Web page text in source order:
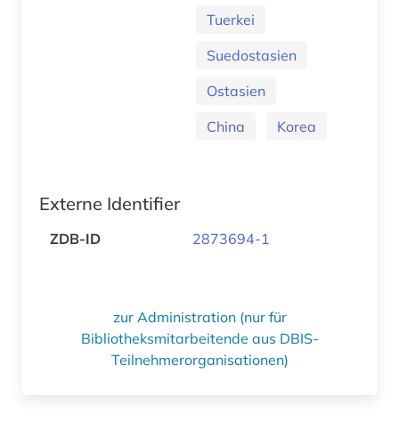
Tuerkei
Suedostasien
Ostasien
China
Korea
Externe Identifier
ZDB-ID 2873694-1
zur Administration (nur für
Bibliotheksmitarbeitende aus DBIS-
Teilnehmerorganisationen)